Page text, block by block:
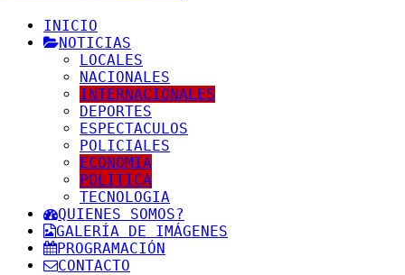
INICIO
NOTICIAS
LOCALES
NACIONALES
INTERNACIONALES
DEPORTES
ESPECTACULOS
POLICIALES
ECONOMIA
POLITICA
TECNOLOGIA
QUIENES SOMOS?
GALERÍA DE IMÁGENES
PROGRAMACIÓN
CONTACTO